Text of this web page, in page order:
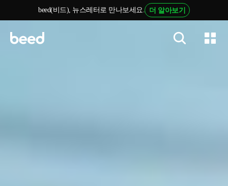
beed(비드), 뉴스레터로 만나보세요. 더 알아보기